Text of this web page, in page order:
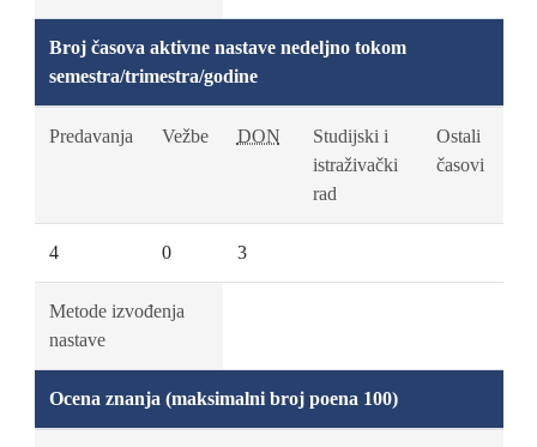
Broj časova aktivne nastave nedeljno tokom
semestra/trimestra/godine
Predavanja Vežbe DON
Studijski i
istraživački
rad
Ostali
časovi
4 0 3
Metode izvođenja
nastave
Ocena znanja (maksimalni broj poena 100)